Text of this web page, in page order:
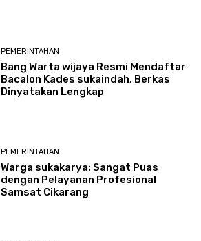
PEMERINTAHAN
Bang Warta wijaya Resmi Mendaftar
Bacalon Kades sukaindah, Berkas
Dinyatakan Lengkap
PEMERINTAHAN
Warga sukakarya: Sangat Puas
dengan Pelayanan Profesional
Samsat Cikarang